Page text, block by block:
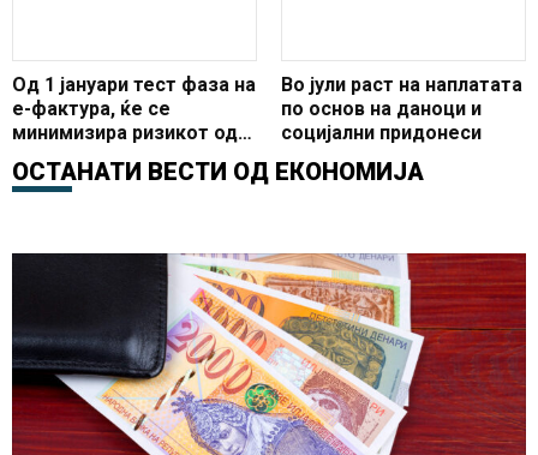
Од 1 јануари тест фаза на
е-фактура, ќе се
минимизира ризикот од
злоупотреби и фиктивни
фактури
Во јули раст на наплатата
по основ на даноци и
социјални придонеси
ОСТАНАТИ ВЕСТИ ОД ЕКОНОМИЈА